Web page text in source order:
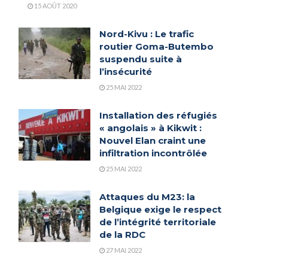
15 AOÛT 2020
Nord-Kivu : Le trafic
routier Goma-Butembo
suspendu suite à
l’insécurité
25 MAI 2022
Installation des réfugiés
« angolais » à Kikwit :
Nouvel Elan craint une
infiltration incontrôlée
25 MAI 2022
Attaques du M23: la
Belgique exige le respect
de l’intégrité territoriale
de la RDC
27 MAI 2022